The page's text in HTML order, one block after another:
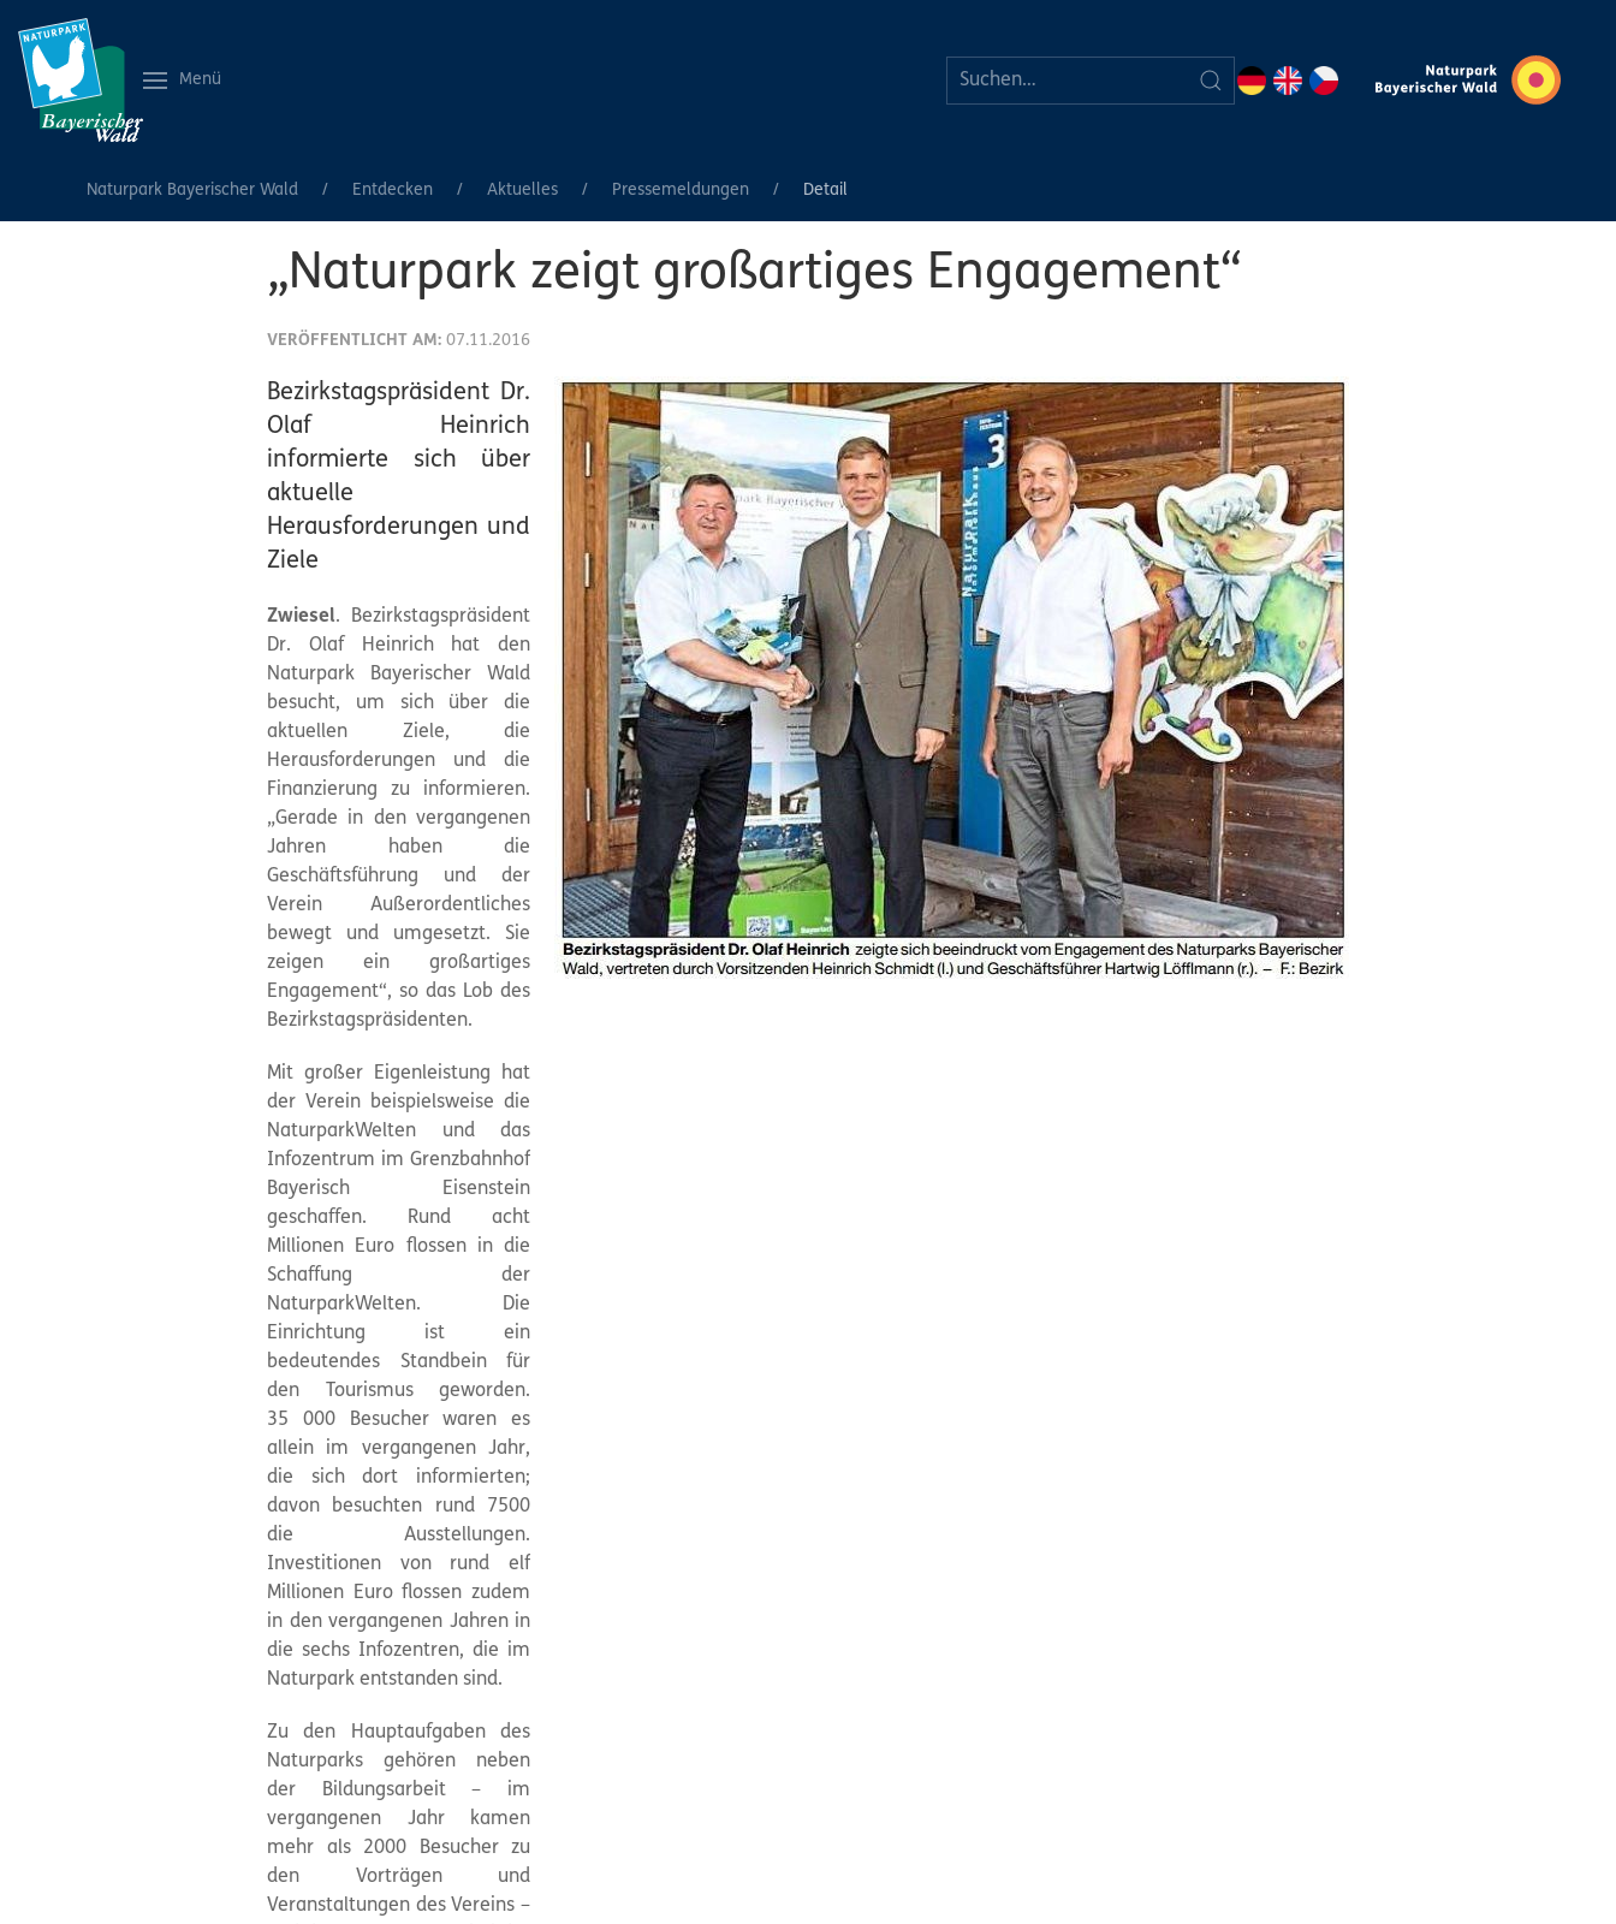
Menü
Naturpark Bayerischer Wald Entdecken Aktuelles Pressemeldungen Detail
„Naturpark zeigt großartiges Engagement“
VERÖFFENTLICHT AM: 07.11.2016
Bezirkstagspräsident Dr.
Olaf Heinrich
informierte sich über
aktuelle
Herausforderungen und
Ziele
Zwiesel. Bezirkstagspräsident
Dr. Olaf Heinrich hat den
Naturpark Bayerischer Wald
besucht, um sich über die
aktuellen Ziele, die
Herausforderungen und die
Finanzierung zu informieren.
„Gerade in den vergangenen
Jahren haben die
Geschäftsführung und der
Verein Außerordentliches
bewegt und umgesetzt. Sie
zeigen ein großartiges
Engagement“, so das Lob des
Bezirkstagspräsidenten.
Mit großer Eigenleistung hat
der Verein beispielsweise die
NaturparkWelten und das
Infozentrum im Grenzbahnhof
Bayerisch Eisenstein
geschaffen. Rund acht
Millionen Euro flossen in die
Schaffung der
NaturparkWelten. Die
Einrichtung ist ein
bedeutendes Standbein für
den Tourismus geworden.
35 000 Besucher waren es
allein im vergangenen Jahr,
die sich dort informierten;
davon besuchten rund 7500
die Ausstellungen.
Investitionen von rund elf
Millionen Euro flossen zudem
in den vergangenen Jahren in
die sechs Infozentren, die im
Naturpark entstanden sind.
Zu den Hauptaufgaben des
Naturparks gehören neben
der Bildungsarbeit – im
vergangenen Jahr kamen
mehr als 2000 Besucher zu
den Vorträgen und
Veranstaltungen des Vereins –